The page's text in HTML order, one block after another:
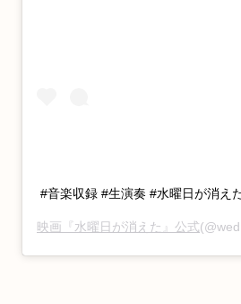
#音楽収録 #生演奏 #水曜日が消え
映画『水曜日が消えた』公式